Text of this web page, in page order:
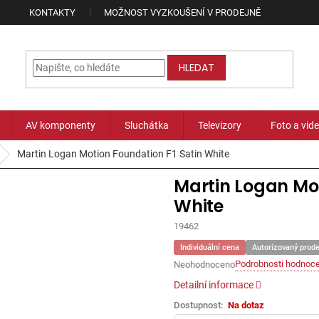
KONTAKTY MOŽNOST VYZKOUŠENÍ V PRODEJNĚ
HLEDAT
AV komponenty Sluchátka Televizory Foto a
Martin Logan Motion Foundation F1 Satin White
Individuální cena Autorizovaný
Průměrné
hodnocení
je
NeohodnocenoPodrobnosti
Martin Logan
White
19462
Na dotaz
Detailní informace